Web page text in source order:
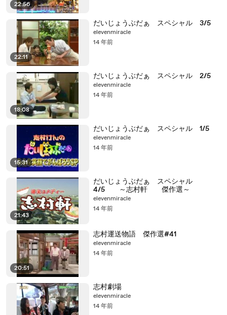
22:56
22:11
だいじょうぶだぁ スペシャル 3/5
elevenmiracle
14 年前
18:08
だいじょうぶだぁ スペシャル 2/5
elevenmiracle
14 年前
15:31
だいじょうぶだぁ スペシャル 1/5
elevenmiracle
14 年前
21:43
だいじょうぶだぁ スペシャル
4/5 ～志村軒 傑作選～
elevenmiracle
14 年前
20:51
志村運送物語 傑作選#41
elevenmiracle
14 年前
志村劇場
elevenmiracle
14 年前